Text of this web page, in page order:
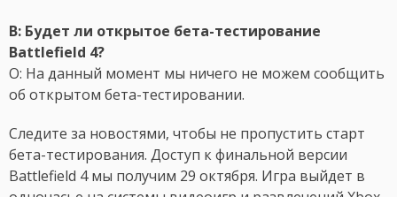
В: Будет ли открытое бета-тестирование
Battlefield 4?
О: На данный момент мы ничего не можем сообщить
об открытом бета-тестировании.
Следите за новостями, чтобы не пропустить старт
бета-тестирования. Доступ к финальной версии
Battlefield 4 мы получим 29 октября. Игра выйдет в